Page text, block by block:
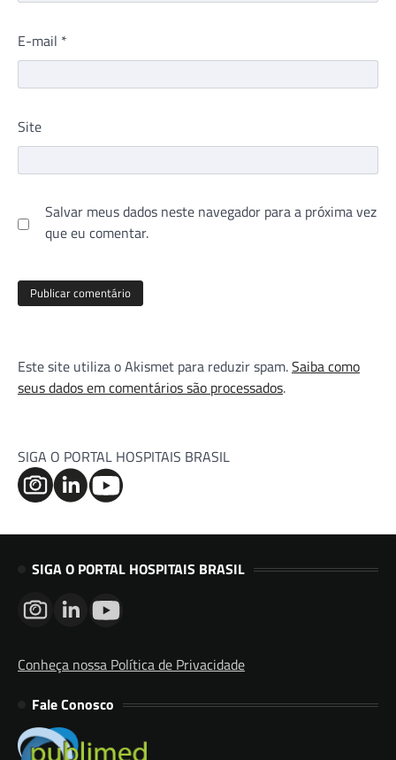
E-mail *
Site
Salvar meus dados neste navegador para a próxima vez
que eu comentar.
Este site utiliza o Akismet para reduzir spam.Saiba como
seus dados em comentários são processados.
SIGA O PORTAL HOSPITAIS BRASIL
SIGA O PORTAL HOSPITAIS BRASIL
Conheça nossa Política de Privacidade
Fale Conosco